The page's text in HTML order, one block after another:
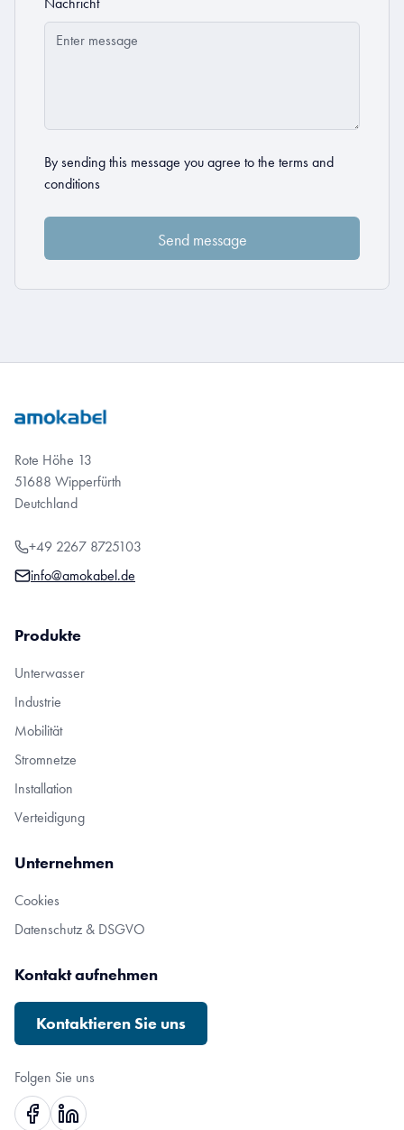
By sending this message you agree to the terms and
conditions
Rote Höhe 13
51688 Wipperfürth
Deutchland
+49 2267 8725103
info@amokabel.de
Produkte
Unterwasser
Industrie
Mobilität
Stromnetze
Installation
Verteidigung
Unternehmen
Cookies
Datenschutz & DSGVO
Kontakt aufnehmen
Kontaktieren Sie uns
Folgen Sie uns